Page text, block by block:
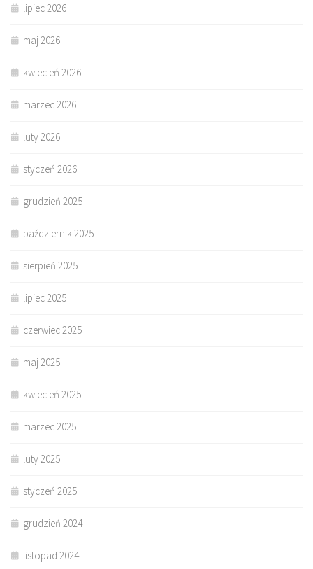
lipiec 2026
maj 2026
kwiecień 2026
marzec 2026
luty 2026
styczeń 2026
grudzień 2025
październik 2025
sierpień 2025
lipiec 2025
czerwiec 2025
maj 2025
kwiecień 2025
marzec 2025
luty 2025
styczeń 2025
grudzień 2024
listopad 2024